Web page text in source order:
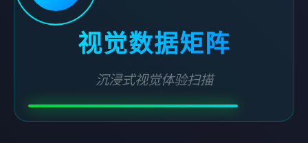
视觉数据矩阵
沉浸式视觉体验扫描